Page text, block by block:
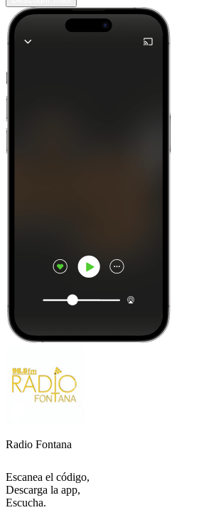
Radio Fontana
Escanea el código,
Descarga la app,
Escucha.